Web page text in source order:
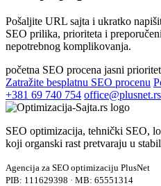
Pošaljite URL sajta i ukratko
SEO prilika, prioriteta i
nepotrebnog komplikovanja.
početna SEO procena jasni
Zatražite besplatnu SEO procenu
+381 69 740 754 office@plusnet.rs
SEO optimizacija, tehnički SEO,
koji organski rast pretvaraju u
Agencija za SEO optimizaciju PlusNet
PIB: 111629398 · MB: 65551314